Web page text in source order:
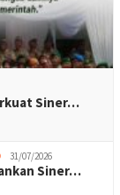
Siner…
31/07/2026
Siner…